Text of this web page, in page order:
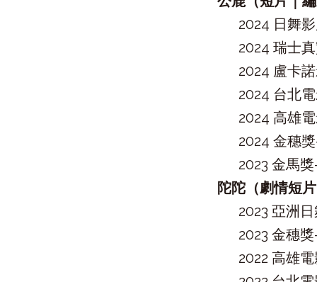
2024 日舞
2024 瑞士
2024 盧卡
2024 台北
2024 高雄
2024 金穗
2023 金馬
陀陀（劇情短
2023 亞洲
2023 金穗
2022 高雄